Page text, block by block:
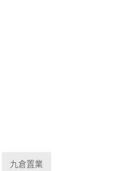
九倉置業